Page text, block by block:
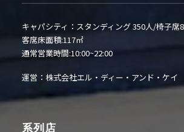
キャパシティ：スタンディング 350人/椅子席
客席床面積:117㎡
通常営業時間:10:00~22:00
運営：株式会社エル・ディー・アンド・ケイ